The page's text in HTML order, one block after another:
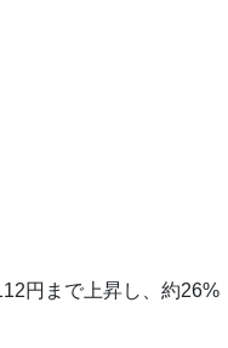
円まで上昇し、約26%